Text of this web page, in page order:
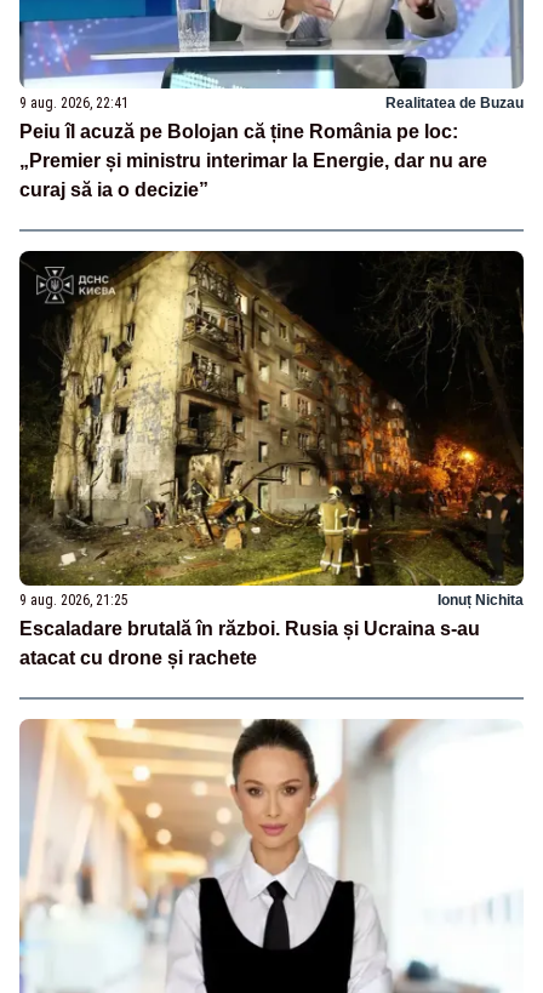
9 aug. 2026, 22:41 Realitatea de Buzau
Peiu îl acuză pe Bolojan că ține România pe loc:
„Premier și ministru interimar la Energie, dar nu are
curaj să ia o decizie”
9 aug. 2026, 21:25 Ionuț Nichita
Escaladare brutală în război. Rusia și Ucraina s-au
atacat cu drone și rachete